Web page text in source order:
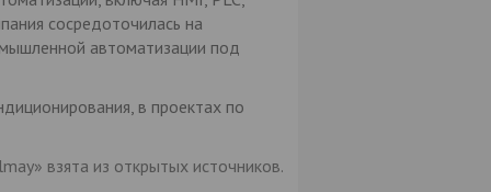
сосредоточилась на
автоматизации под
в проектах по
взята из открытых источников.